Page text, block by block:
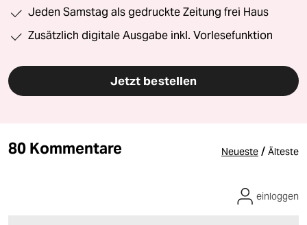
Jeden Samstag als gedruckte Zeitung frei Haus
Zusätzlich digitale Ausgabe inkl. Vorlesefunktion
Jetzt bestellen
80 Kommentare Neueste / Älteste
einloggen